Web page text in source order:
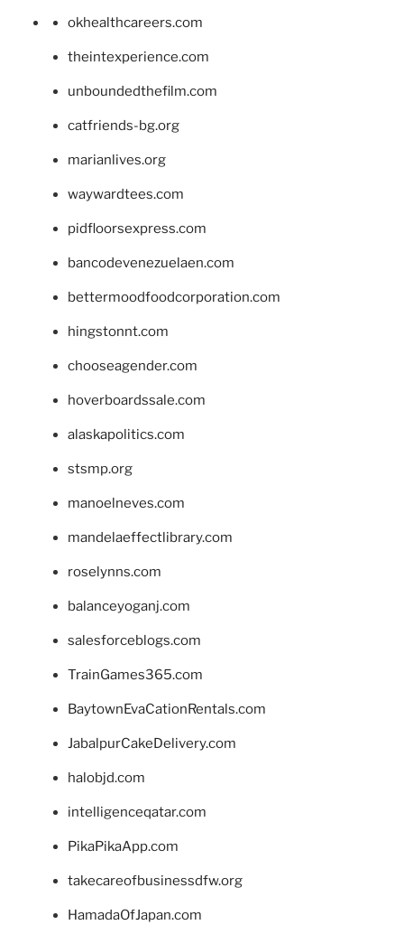
okhealthcareers.com
theintexperience.com
unboundedthefilm.com
catfriends-bg.org
marianlives.org
waywardtees.com
pidfloorsexpress.com
bancodevenezuelaen.com
bettermoodfoodcorporation.com
hingstonnt.com
chooseagender.com
hoverboardssale.com
alaskapolitics.com
stsmp.org
manoelneves.com
mandelaeffectlibrary.com
roselynns.com
balanceyoganj.com
salesforceblogs.com
TrainGames365.com
BaytownEvaCationRentals.com
JabalpurCakeDelivery.com
halobjd.com
intelligenceqatar.com
PikaPikaApp.com
takecareofbusinessdfw.org
HamadaOfJapan.com